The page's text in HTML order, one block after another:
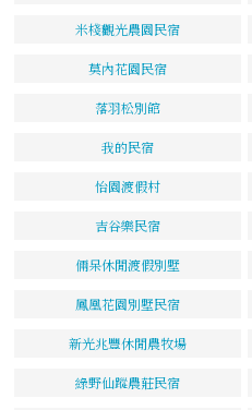
米棧觀光農園民宿
莫內花園民宿
落羽松別館
我的民宿
怡園渡假村
吉谷樂民宿
倆呆休閒渡假別墅
鳳凰花園別墅民宿
新光兆豐休閒農牧場
綠野仙蹤農莊民宿